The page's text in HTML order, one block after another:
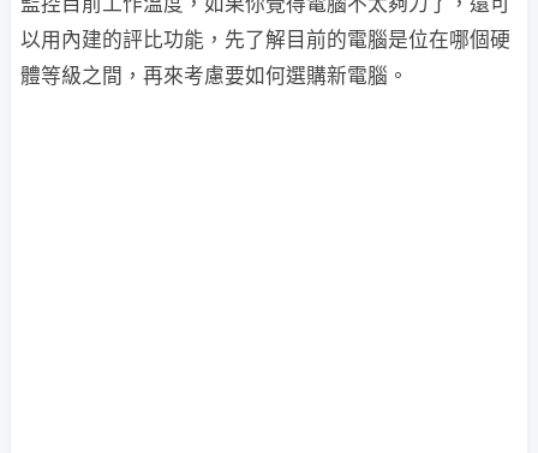
以用內建的評比功能，先了解目前的電腦是位在哪個硬
體等級之間，再來考慮要如何選購新電腦。